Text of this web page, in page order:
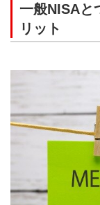
一般NISAと
リット